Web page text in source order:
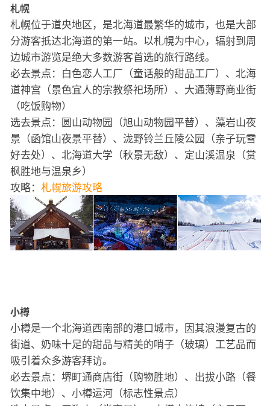
札幌
札幌位于道央地区，是北海道最繁华的城市，也是大部
分游客抵达北海道的第一站。以札幌为中心，辐射到周
边城市游览是绝大多数游客首选的旅行路线。
必去景点：白色恋人工厂（童话般的甜品工厂）、北海
道神宫（景色宜人的宗教祭祀场所）、大通薄野商业街
（吃饭购物）
选去景点：圆山动物园（旭山动物园平替）、藻岩山夜
景（函馆山夜景平替）、泷野铃兰丘陵公园（亲子玩雪
好去处）、北海道大学（秋景无敌）、定山溪温泉（赏
枫胜地与温泉乡）
攻略： 札幌旅游攻略
小樽
小樽是一个北海道西南部的港口城市，因其浪漫复古的
街道、奶味十足的甜品与精美的哨子（玻璃）工艺品而
吸引着众多游客拜访。
必去景点：堺町通商店街（购物胜地）、出拔小路（餐
饮集中地）、小樽运河（标志性景点）